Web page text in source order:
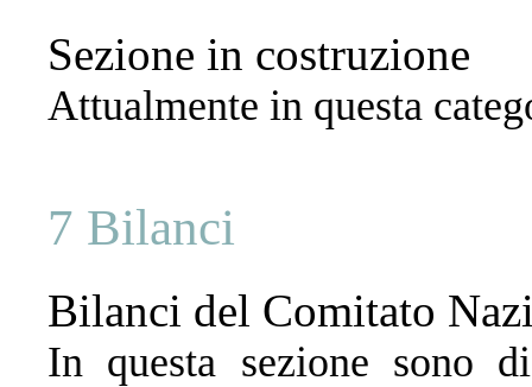
Sezione in costruzione
Attualmente in questa
7 Bilanci
Bilanci del Comitato
In questa sezione sono